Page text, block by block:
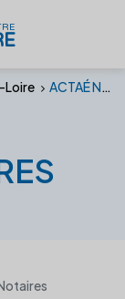
Loire ACTAÉ NOTAIRES